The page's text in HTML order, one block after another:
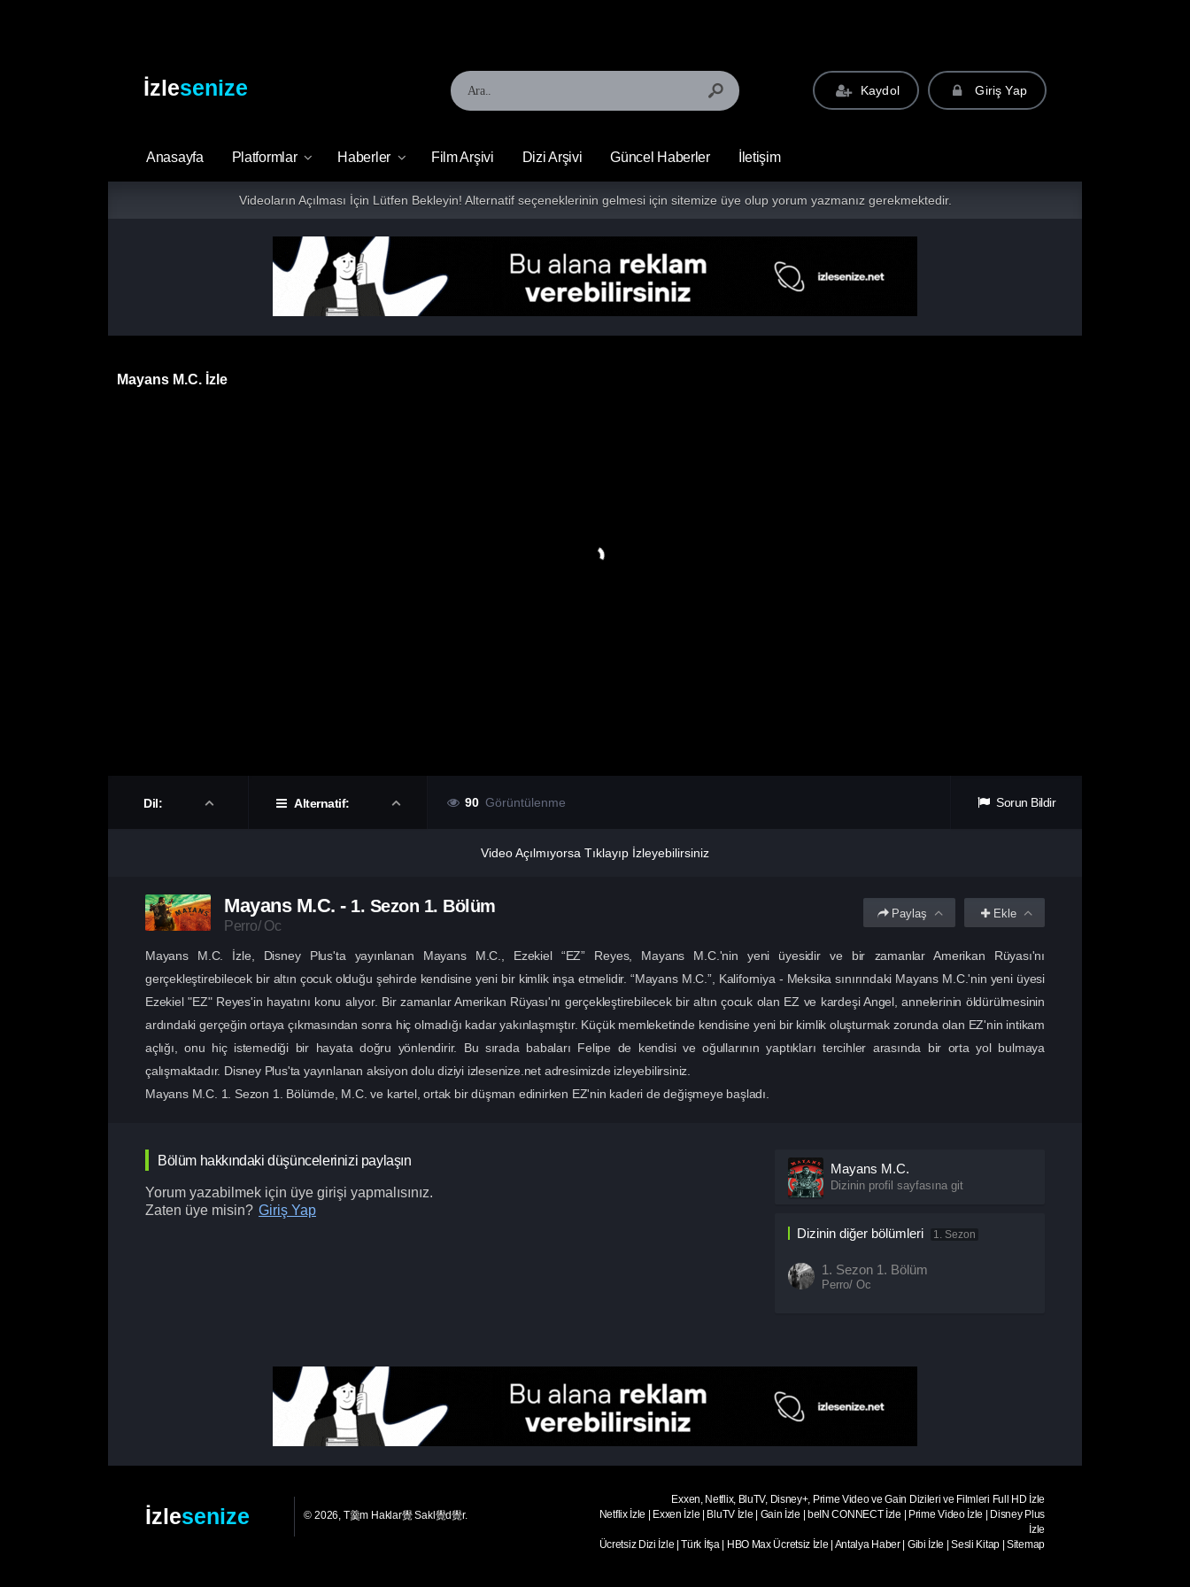
İzlesenize Kaydol Giriş Yap
Anasayfa Platformlar Haberler Film Arşivi Dizi Arşivi Güncel Haberler İletişim
Videoların Açılması İçin Lütfen Bekleyin! Alternatif seçeneklerinin gelmesi için sitemize üye olup yorum yazmanız gerekmektedir.
Mayans M.C. İzle
Dil: Alternatif: 90 Görüntülenme Sorun Bildir
Video Açılmıyorsa Tıklayıp İzleyebilirsiniz
Mayans M.C. - 1. Sezon 1. Bölüm
Perro/ Oc
Ekle
Paylaş
Mayans M.C. İzle, Disney Plus'ta yayınlanan Mayans M.C., Ezekiel “EZ” Reyes, Mayans M.C.'nin yeni üyesidir ve bir zamanlar Amerikan Rüyası'nı
gerçekleştirebilecek bir altın çocuk olduğu şehirde kendisine yeni bir kimlik inşa etmelidir. “Mayans M.C.”, Kaliforniya - Meksika sınırındaki Mayans M.C.'nin yeni üyesi
Ezekiel "EZ" Reyes'in hayatını konu alıyor. Bir zamanlar Amerikan Rüyası'nı gerçekleştirebilecek bir altın çocuk olan EZ ve kardeşi Angel, annelerinin öldürülmesinin
ardındaki gerçeğin ortaya çıkmasından sonra hiç olmadığı kadar yakınlaşmıştır. Küçük memleketinde kendisine yeni bir kimlik oluşturmak zorunda olan EZ'nin intikam
açlığı, onu hiç istemediği bir hayata doğru yönlendirir. Bu sırada babaları Felipe de kendisi ve oğullarının yaptıkları tercihler arasında bir orta yol bulmaya
çalışmaktadır. Disney Plus'ta yayınlanan aksiyon dolu diziyi izlesenize.net adresimizde izleyebilirsiniz.
Mayans M.C. 1. Sezon 1. Bölümde, M.C. ve kartel, ortak bir düşman edinirken EZ'nin kaderi de değişmeye başladı.
Bölüm hakkındaki düşüncelerinizi paylaşın
Yorum yazabilmek için üye girişi yapmalısınız.
Zaten üye misin? Giriş Yap
Mayans M.C.
Dizinin profil sayfasına git
Dizinin diğer bölümleri 1. Sezon
1. Sezon 1. Bölüm
Perro/ Oc
İzlesenize © 2026, T羹m Haklar覺 Sakl覺d覺r.
Exxen, Netflix, BluTV, Disney+, Prime Video ve Gain Dizileri ve Filmleri Full HD İzle
Netflix İzle | Exxen İzle | BluTV İzle | Gain İzle | beIN CONNECT İzle | Prime Video İzle | Disney Plus
İzle
Ücretsiz Dizi İzle |Türk İfşa | HBO Max Ücretsiz İzle | Antalya Haber| Gibi İzle |Sesli Kitap|Sitemap